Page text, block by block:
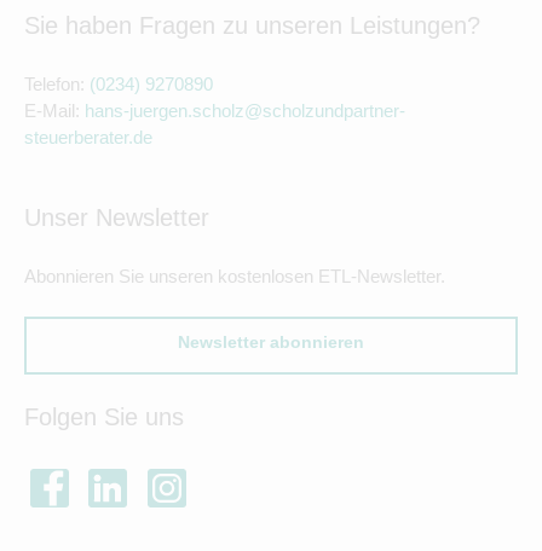
Sie haben Fragen zu unseren Leistungen?
Telefon: (0234) 9270890
E-Mail: hans-juergen.scholz@scholzundpartner-
steuerberater.de
Unser Newsletter
Abonnieren Sie unseren kostenlosen ETL-Newsletter.
Newsletter abonnieren
Folgen Sie uns